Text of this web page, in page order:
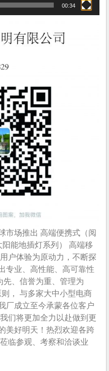
00:34
市场推出 高端便携式（阅
能地插灯系列） 高端移
户体验为原动力，不断探
专业、高性能、高可靠性
先、信誉为重、管理为
， 与多家大中小型电商
厂成立至今承蒙各位客户
们将更加全力以赴做到更
美好明天！热烈欢迎各跨
临参观、考察和洽谈业